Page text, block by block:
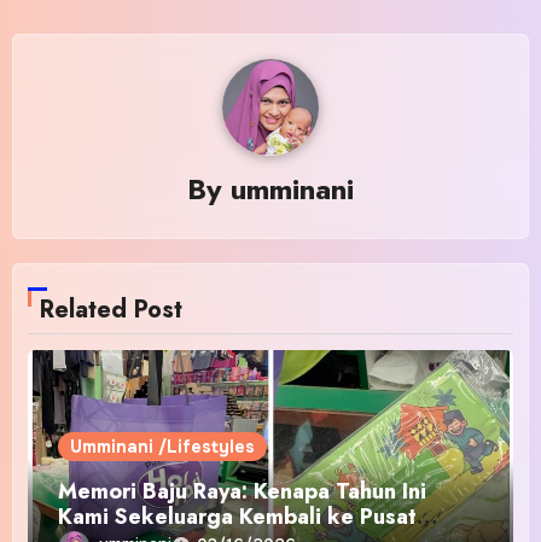
By umminani
Related Post
Umminani /Lifestyles
Memori Baju Raya: Kenapa Tahun Ini
Kami Sekeluarga Kembali ke Pusat